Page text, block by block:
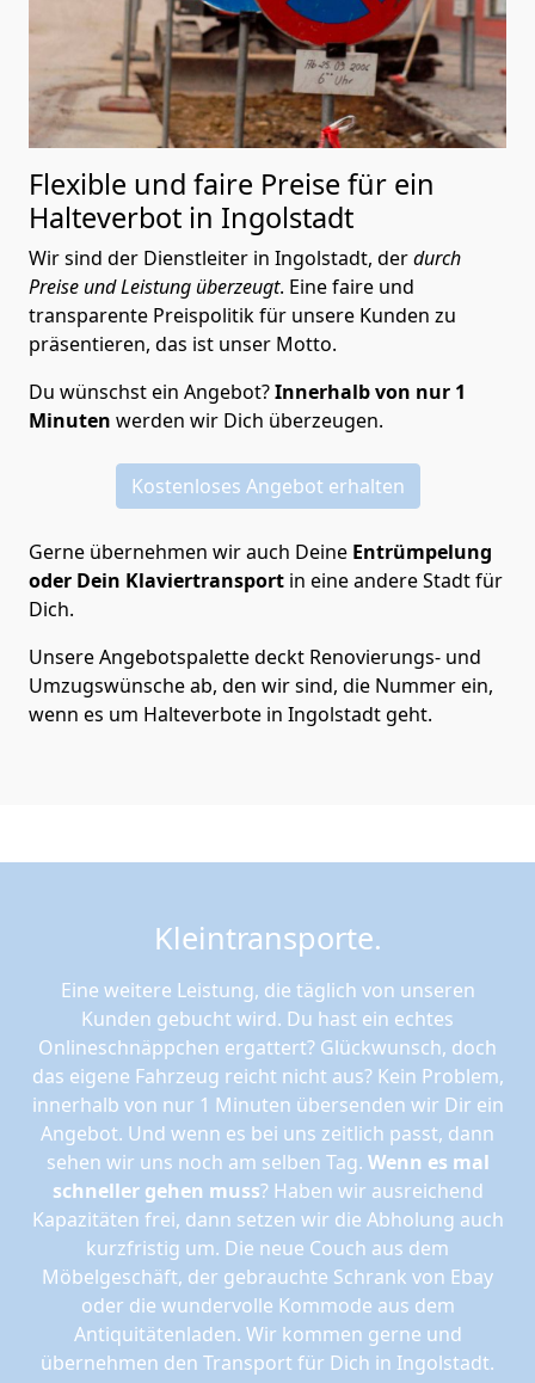
Flexible und faire Preise für ein
Halteverbot in Ingolstadt
Wir sind der Dienstleiter in Ingolstadt, derdurch
Preise und Leistung überzeugt. Eine faire und
transparente Preispolitik für unsere Kunden zu
präsentieren, das ist unser Motto.
Du wünschst ein Angebot?Innerhalb von nur 1
Minuten werden wir Dich überzeugen.
Kostenloses Angebot erhalten
Gerne übernehmen wir auch Deine Entrümpelung
oder Dein Klaviertransport in eine andere Stadt für
Dich.
Unsere Angebotspalette deckt Renovierungs- und
Umzugswünsche ab, den wir sind, die Nummer ein,
wenn es um Halteverbote in Ingolstadt geht.
Kleintransporte.
Eine weitere Leistung, die täglich von unseren
Kunden gebucht wird. Du hast ein echtes
Onlineschnäppchen ergattert? Glückwunsch, doch
das eigene Fahrzeug reicht nicht aus? Kein Problem,
innerhalb von nur 1 Minuten übersenden wir Dir ein
Angebot. Und wenn es bei uns zeitlich passt, dann
sehen wir uns noch am selben Tag. Wenn es mal
schneller gehen muss? Haben wir ausreichend
Kapazitäten frei, dann setzen wir die Abholung auch
kurzfristig um. Die neue Couch aus dem
Möbelgeschäft, der gebrauchte Schrank von Ebay
oder die wundervolle Kommode aus dem
Antiquitätenladen. Wir kommen gerne und
übernehmen den Transport für Dich in Ingolstadt.